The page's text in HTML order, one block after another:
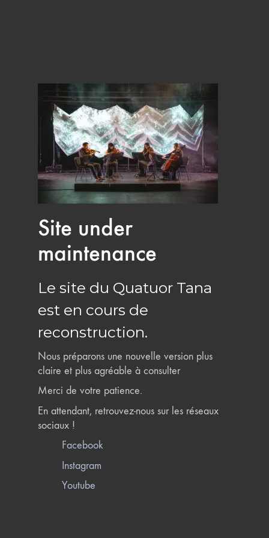
Site under
maintenance
Le site du Quatuor Tana
est en cours de
reconstruction.
Nous préparons une nouvelle version plus
claire et plus agréable à consulter
Merci de votre patience.
En attendant, retrouvez-nous sur les réseaux
sociaux !
Facebook
Instagram
Youtube